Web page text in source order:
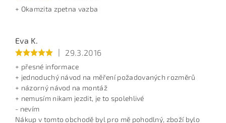
+ Okamzita zpetna vazba
Eva K.
|
29.3.2016
+ přesné informace
+ jednoduchý návod na měření požadovaných rozměrů
+ názorný návod na montáž
+ nemusím nikam jezdit, je to spolehlivé
- nevím
Nákup v tomto obchodě byl pro mě pohodlný, zboží bylo